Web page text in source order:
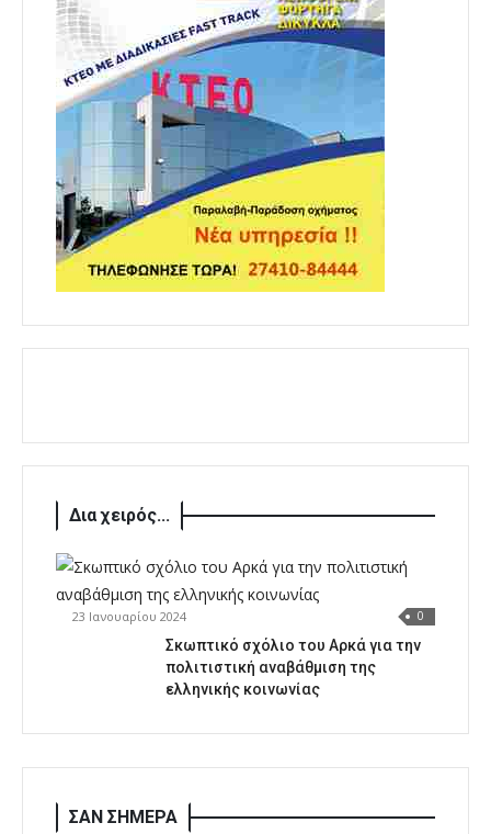
Δια χειρός...
23 Ιανουαρίου 2024 0
Σκωπτικό σχόλιο του Αρκά για την
πολιτιστική αναβάθμιση της
ελληνικής κοινωνίας
ΣΑΝ ΣΗΜΕΡΑ